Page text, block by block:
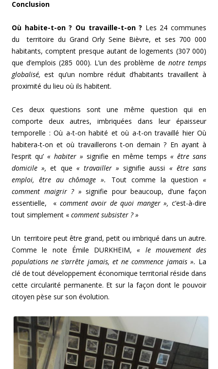
Conclusion
Où habite-t-on ? Ou travaille-t-on ? Les 24 communes
du territoire du Grand Orly Seine Bièvre, et ses 700 000
habitants, comptent presque autant de logements (307 000)
que d’emplois (285 000). L’un des problème de notre temps
globalisé, est qu’un nombre réduit d’habitants travaillent à
proximité du lieu où ils habitent.
Ces deux questions sont une même question qui en
comporte deux autres, imbriquées dans leur épaisseur
temporelle : Où a-t-on habité et où a-t-on travaillé hier Où
habitera-t-on et où travaillerons t-on demain ? En ayant à
l’esprit qu’ « habiter » signifie en même temps « être sans
domicile », et que « travailler » signifie aussi « être sans
emploi, être au chômage ». Tout comme la question«
comment maigrir ? » signifie pour beaucoup, d’une façon
essentielle, « comment avoir de quoi manger »,c’est-à-dire
tout simplement « comment subsister ? »
Un territoire peut être grand, petit ou imbriqué dans un autre.
Comme le note Émile DURKHEIM,« le mouvement des
populations ne s’arrête jamais, et ne commence jamais ». La
clé de tout développement économique territorial réside dans
cette circularité permanente. Et sur la façon dont le pouvoir
citoyen pèse sur son évolution.